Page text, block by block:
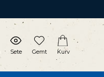
Sete Gemt Kurv